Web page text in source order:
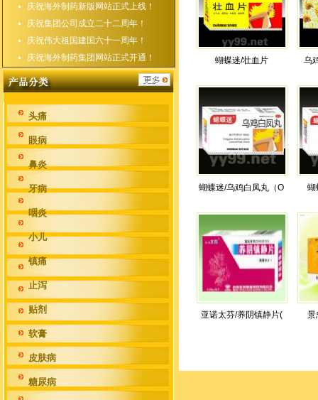
庆祝海外制药新版网站正式上线！
庆祝集团公司成立二十二周年！
庆祝伟大祖国建国六十一周年！
庆祝海外制药集团网站正式开通！
头痛
眼病
鼻炎
牙病
咽炎
小儿
镇痛
止泻
贴剂
软膏
皮肤病
糖尿病
蝴蝶迷/壮血片 乌
蝴蝶迷/乌鸡白凤丸（O 蝴
亚诺太芬/养阴镇静片( 景